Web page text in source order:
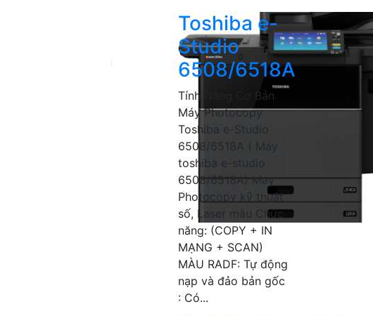
Toshiba e-
Studio
6508/6518A
Tính Năng Cơ Bản
Máy Photocopy
Toshiba e-Studio
6508/6518A ( Máy
toshiba e-studio
6508/6518A) Máy
Photocopy kỹ thuật
số, Laser màu Chức
năng: (COPY + IN
MẠNG + SCAN)
MÀU RADF: Tự động
nạp và đảo bản gốc
: Có...